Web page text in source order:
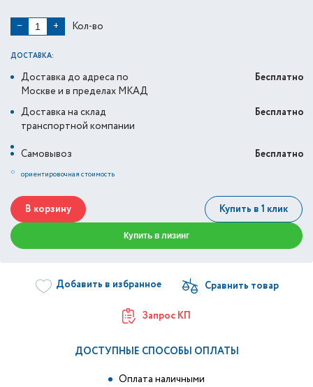
− + Кол-во
ДОСТАВКА:
Доставка до адреса по
Москве и в пределах МКАД
Бесплатно
Доставка на склад
транспортной компании
Бесплатно
Самовывоз
Бесплатно
* ориентировочная стоимость
В корзину Купить в 1 клик
Купить в лизинг
Добавить в избранное
Запрос КП
ДОСТУПНЫЕ СПОСОБЫ ОПЛАТЫ
Оплата наличными